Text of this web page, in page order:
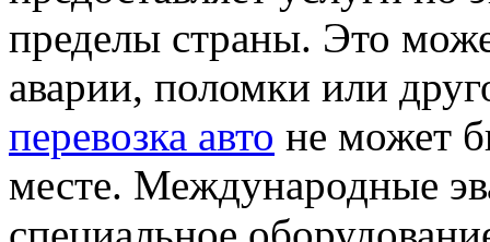
пределы страны. Это
аварии, поломки или
перевозка авто не может
месте. Международные